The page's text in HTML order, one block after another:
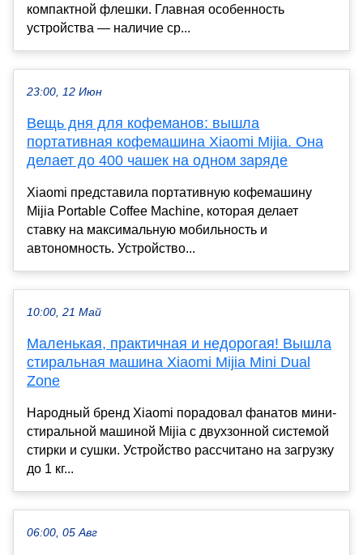
компактной флешки. Главная особенность
устройства — наличие ср...
23:00, 12 Июн
Вещь дня для кофеманов: вышла
портативная кофемашина Xiaomi Mijia. Она
делает до 400 чашек на одном заряде
Xiaomi представила портативную кофемашину
Mijia Portable Coffee Machine, которая делает
ставку на максимальную мобильность и
автономность. Устройство...
10:00, 21 Май
Маленькая, практичная и недорогая! Вышла
стиральная машина Xiaomi Mijia Mini Dual
Zone
Народный бренд Xiaomi порадовал фанатов мини-
стиральной машиной Mijia с двухзонной системой
стирки и сушки. Устройство рассчитано на загрузку
до 1 кг...
06:00, 05 Авг